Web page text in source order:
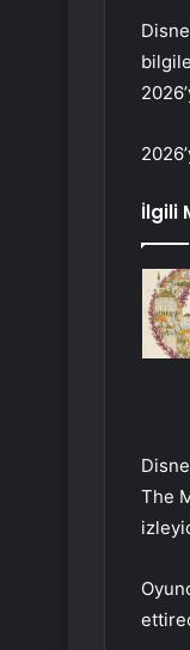
İlgili
The